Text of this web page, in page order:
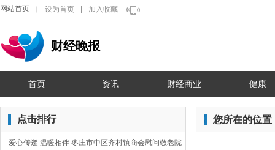
网站首页 设为首页 加入收藏
财经晚报
首页 资讯 财经商业 健康
点击排行 您所在的位置
爱心传递 温暖相伴 枣庄市中区齐村镇商会慰问敬老院